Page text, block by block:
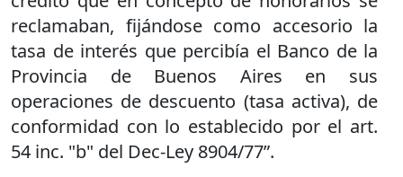
reclamaban, fijándose como accesorio la
tasa de interés que percibía el Banco de la
Provincia de Buenos Aires en sus
operaciones de descuento (tasa activa), de
conformidad con lo establecido por el art.
54 inc. "b" del Dec-Ley 8904/77”.